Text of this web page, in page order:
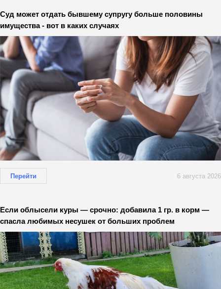
Суд может отдать бывшему супругу больше половины
имущества - вот в каких случаях
Перейти 6 августа 2026
Если облысели куры — срочно: добавила 1 гр. в корм —
спасла любимых несушек от больших проблем